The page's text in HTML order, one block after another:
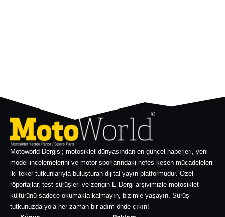
Motoworld Dergisi; motosiklet dünyasından en güncel haberleri, yeni
model incelemelerini ve motor sporlarındaki nefes kesen mücadeleleri
iki teker tutkunlarıyla buluşturan dijital yayın platformudur. Özel
röportajlar, test sürüşleri ve zengin E-Dergi arşivimizle motosiklet
kültürünü sadece okumakla kalmayın, bizimle yaşayın. Sürüş
tutkunuzda yola her zaman bir adım önde çıkın!